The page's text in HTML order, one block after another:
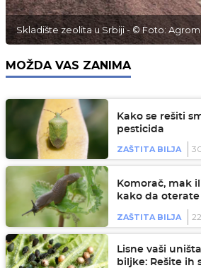
Skladište zeolita u Srbiji - © Foto:
MOŽDA VAS ZANIMA
Kako se rešiti
pesticida
ZAŠTITA BILJA
Komorač, mak
kako da oterate
ZAŠTITA BILJA
Lisne vaši
biljke: Rešite ih